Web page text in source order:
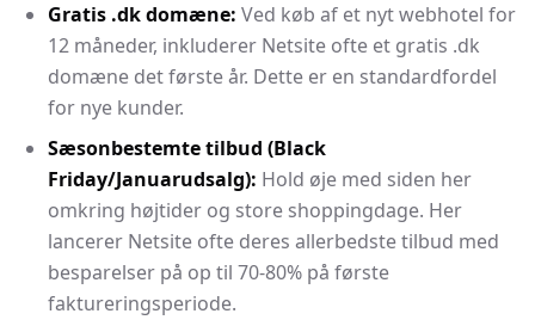
Gratis .dk domæne: Ved køb af et nyt webhotel for
12 måneder, inkluderer Netsite ofte et gratis .dk
domæne det første år. Dette er en standardfordel
for nye kunder.
Sæsonbestemte tilbud (Black
Friday/Januarudsalg): Hold øje med siden her
omkring højtider og store shoppingdage. Her
lancerer Netsite ofte deres allerbedste tilbud med
besparelser på op til 70-80% på første
faktureringsperiode.